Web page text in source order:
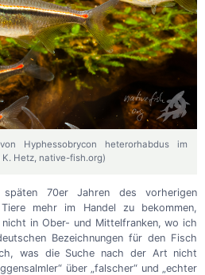
Hyphessobrycon heterorhabdus im
Hetz, native-fish.org)
70er Jahren des vorherigen
mehr im Handel zu bekommen,
in Ober- und Mittelfranken, wo ich
Bezeichnungen für den Fisch
was die Suche nach der Art nicht
über „falscher“ und „echter